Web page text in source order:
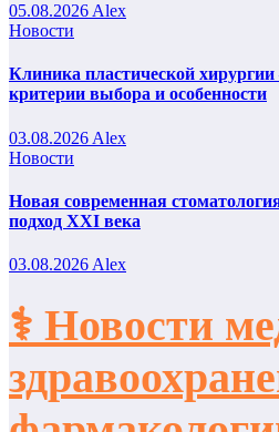
05.08.2026 Alex
Новости
Клиника пластической
критерии выбора и особенности
03.08.2026 Alex
Новости
Новая современная
подход XXI века
03.08.2026 Alex
⚕️ Новости